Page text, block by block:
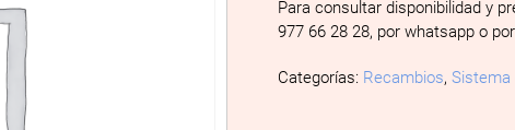
Para consultar disponibilidad y
977 66 28 28, por whatsapp o
Categorías: Recambios,Sistema